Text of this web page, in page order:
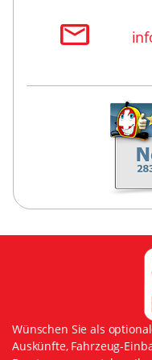
Wünschen Sie als
Auskünfte, Fahrzeug-